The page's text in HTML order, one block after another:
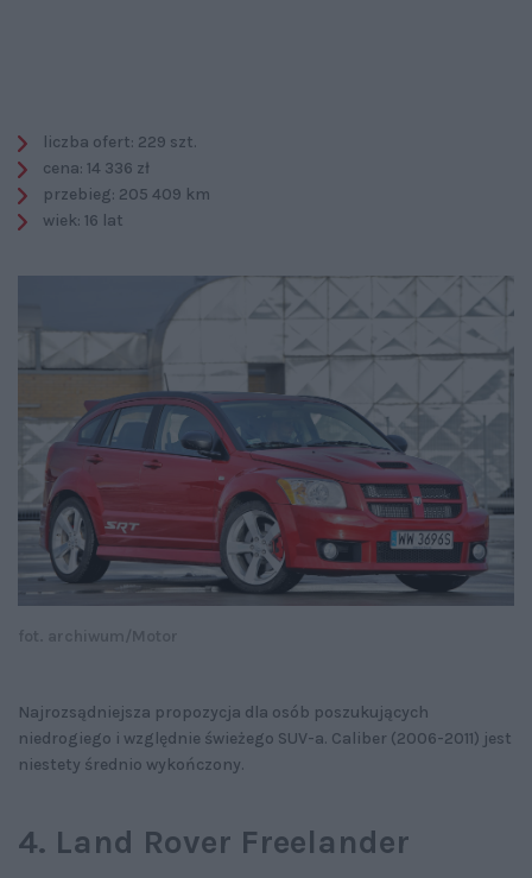
liczba ofert: 229 szt.
cena: 14 336 zł
przebieg: 205 409 km
wiek: 16 lat
Najrozsądniejsza propozycja dla osób poszukujących
niedrogiego i względnie świeżego SUV-a. Caliber (2006-2011) jest
niestety średnio wykończony.
4. Land Rover Freelander